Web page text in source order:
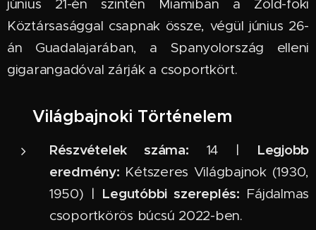
június 21-én szintén Miamiban a Zöld-foki
Köztársasággal csapnak össze, végül június 26-
án Guadalajarában, a Spanyolország elleni
gigarangadóval zárják a csoportkört.
📜 Világbajnoki Történelem
Részvételek száma: 14 | Legjobb
eredmény: Kétszeres Világbajnok (1930,
1950) | Legutóbbi szereplés: Fájdalmas
csoportkörös búcsú 2022-ben.